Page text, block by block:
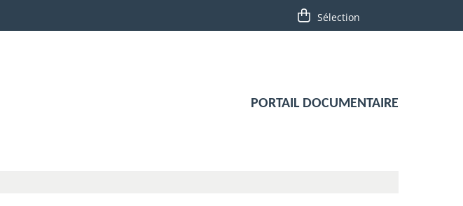
PORTAIL DOCUMENTAIRE